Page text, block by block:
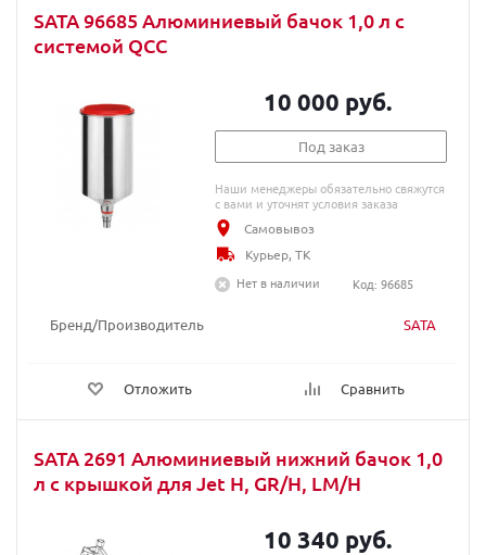
SATA 96685 Алюминиевый бачок 1,0 л с
системой QCC
Бренд/Производитель SATA
Отложить Сравнить
10 000 руб.
Под заказ
Наши менеджеры обязательно свяжутся
с вами и уточнят условия заказа
Самовывоз
Курьер, ТК
Нет в наличии
Код: 96685
SATA 2691 Алюминиевый нижний бачок 1,0
л с крышкой для Jet H, GR/H, LM/H
10 340 руб.